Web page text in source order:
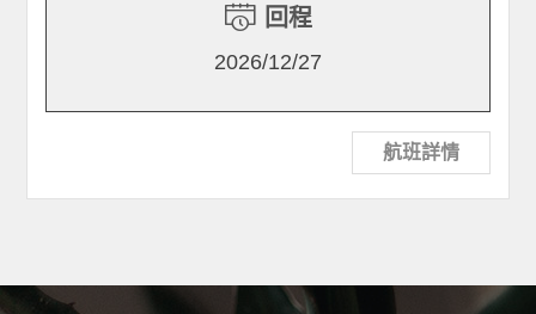
回程
2026/12/27
航班詳情